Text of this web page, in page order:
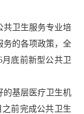
卫生服务专业培
务的各项政策，全
月底前新型公共卫
基层医疗卫生机
之前完成公共卫生